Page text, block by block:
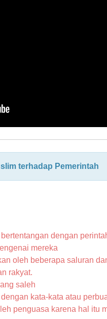
terhadap Pemerintah
dengan
mereka
oleh beberapa saluran
rakyat.
saleh
kata-kata atau
penguasa karena hal itu